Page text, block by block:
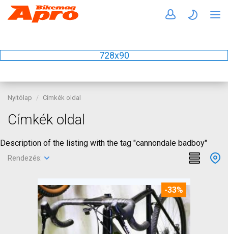
728x90
Nyitólap Címkék oldal
Címkék oldal
Description of the listing with the tag "cannondale badboy"
Rendezés:
-33%